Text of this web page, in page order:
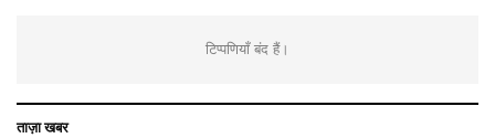
टिप्पणियाँ बंद हैं।
ताज़ा खबर